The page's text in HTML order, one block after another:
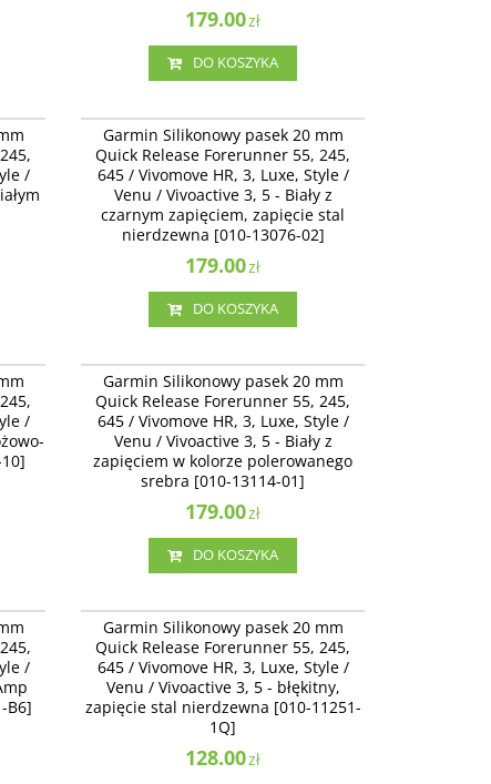
179.00zł
DO KOSZYKA
z
/
Garmin Silikonowy pasek 20 mm Quick
Release Forerunner 245, 645 / Vivomove HR, 3,
Luxe, Style / Venu / Vivoactive 3 - Biały z
czarnym zapięciem, zapięcie stal nierdzewna
[010-13076-02]
Garmin Silikonowy pasek 20 mm
Quick Release Forerunner 55, 245,
645 / Vivomove HR, 3, Luxe, Style /
Venu / Vivoactive 3, 5 - Biały z
czarnym zapięciem, zapięcie stal
nierdzewna [010-13076-02]
179.00zł
DO KOSZYKA
z
/
Garmin Silikonowy pasek 20 mm Quick
Release Forerunner 55, 245, 645 / Vivomove
HR, 3, Luxe, Style / Venu / Vivoactive 3 - Biały z
zapięciem w kolorze polerowanego srebra
[010-13114-01]
Garmin Silikonowy pasek 20 mm
Quick Release Forerunner 55, 245,
645 / Vivomove HR, 3, Luxe, Style /
Venu / Vivoactive 3, 5 - Biały z
zapięciem w kolorze polerowanego
srebra [010-13114-01]
179.00zł
DO KOSZYKA
-
B6]
/
B6]
Garmin Silikonowy pasek 20 mm Quick
Release Forerunner 55, 245, 645 / Vivomove
HR, 3, Luxe, Style / Venu / Vivoactive 3 -
błękitny, zapięcie stal nierdzewna [010-11251-
1Q]
Garmin Silikonowy pasek 20 mm
Quick Release Forerunner 55, 245,
645 / Vivomove HR, 3, Luxe, Style /
Venu / Vivoactive 3, 5 - błękitny,
zapięcie stal nierdzewna [010-11251-
1Q]
128.00zł